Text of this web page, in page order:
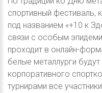
спортивный фестиваль,
под названием «+10 к
связи с особым
проходит в онлайн-
белые металлурги
корпоративного
турнирами все